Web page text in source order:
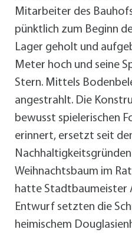
Mitarbeiter des
pünktlich zum Beginn
Lager geholt und
Meter hoch und seine
Stern. Mittels
angestrahlt. Die
bewusst spielerischen
erinnert, ersetzt seit
Nachhaltigkeitsgründen
Weihnachtsbaum im
hatte Stadtbaumeister
Entwurf setzten die
heimischem